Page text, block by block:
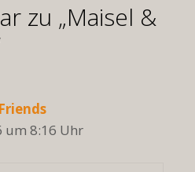
zu „Maisel &
um 8:16 Uhr